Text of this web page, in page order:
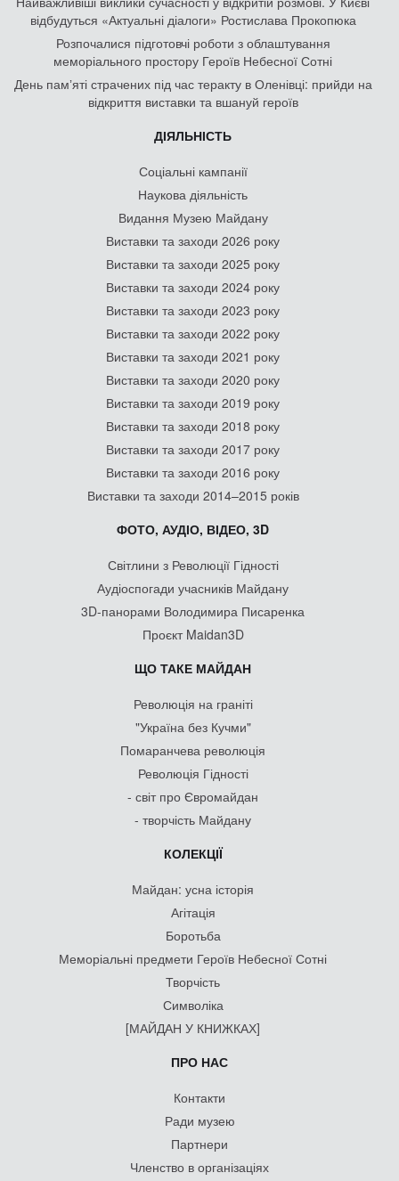
відбудуться «Актуальні діалоги» Ростислава Прокопюка
Розпочалися підготовчі роботи з облаштування
меморіального простору Героїв Небесної Сотні
День памʼяті страчених під час теракту в Оленівці: прийди на
відкриття виставки та вшануй героїв
ДІЯЛЬНІСТЬ
Соціальні кампанії
Наукова діяльність
Видання Музею Майдану
Виставки та заходи 2026 року
Виставки та заходи 2025 року
Виставки та заходи 2024 року
Виставки та заходи 2023 року
Виставки та заходи 2022 року
Виставки та заходи 2021 року
Виставки та заходи 2020 року
Виставки та заходи 2019 року
Виставки та заходи 2018 року
Виставки та заходи 2017 року
Виставки та заходи 2016 року
Виставки та заходи 2014–2015 років
ФОТО, АУДІО, ВІДЕО, 3D
Світлини з Революції Гідності
Аудіоспогади учасників Майдану
3D-панорами Володимира Писаренка
Проєкт Maidan3D
ЩО ТАКЕ МАЙДАН
Революція на граніті
"Україна без Кучми"
Помаранчева революція
Революція Гідності
- світ про Євромайдан
- творчість Майдану
КОЛЕКЦІЇ
Майдан: усна історія
Агітація
Боротьба
Меморіальні предмети Героїв Небесної Сотні
Творчість
Символіка
[МАЙДАН У КНИЖКАХ]
ПРО НАС
Контакти
Ради музею
Партнери
Членство в організаціях